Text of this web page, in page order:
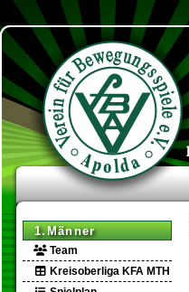
1.Männer
Team
Kreisoberliga KFA MTH